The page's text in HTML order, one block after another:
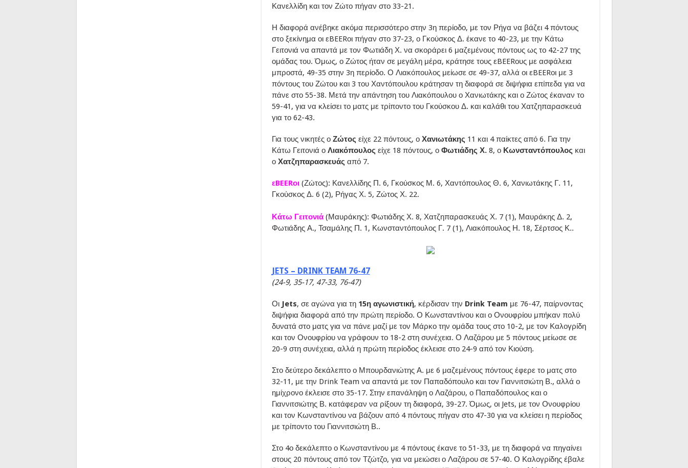
Κανελλίδη και τον Ζώτο πήγαν στο 33-21.
Η διαφορά ανέβηκε ακόμα περισσότερο στην 3η περίοδο, με τον Ρήγα να βάζει 4 πόντους
στο ξεκίνημα οι εBEERοι πήγαν στο 37-23, ο Γκούσκος Δ. έκανε το 40-23, με την Κάτω
Γειτονιά να απαντά με τον Φωτιάδη Χ. να σκοράρει 6 μαζεμένους πόντους ως το 42-27 της
ομάδας του. Όμως, ο Ζώτος ήταν σε μεγάλη μέρα, κράτησε τους εBEERους με ασφάλεια
μπροστά, 49-35 στην 3η περίοδο. Ο Λιακόπουλος μείωσε σε 49-37, αλλά οι εBEERοι με 3
πόντους του Ζώτου και 3 του Χαντόπουλου κράτησαν τη διαφορά σε διψήφια επίπεδα για να
πάνε στο 55-38. Μετά την απάντηση του Λιακόπουλου ο Χανιωτάκης και ο Ζώτος έκαναν το
59-41, για να κλείσει το ματς με τρίποντο του Γκούσκου Δ. και καλάθι του Χατζηπαρασκευά
για το 62-43.
Για τους νικητές ο Ζώτος είχε 22 πόντους, ο Χανιωτάκης 11 και 4 παίκτες από 6. Για την
Κάτω Γειτονιά ο Λιακόπουλος είχε 18 πόντους, ο Φωτιάδης Χ.8, ο Κωνσταντόπουλος και
ο Χατζηπαρασκευάς από 7.
εBEERοι (Ζώτος): Κανελλίδης Π. 6, Γκούσκος Μ. 6, Χαντόπουλος Θ. 6, Χανιωτάκης Γ. 11,
Γκούσκος Δ. 6 (2), Ρήγας Χ. 5, Ζώτος Χ. 22.
Κάτω Γειτονιά(Μαυράκης): Φωτιάδης Χ. 8, Χατζηπαρασκευάς Χ. 7 (1), Μαυράκης Δ. 2,
Φωτιάδης Α., Τσαμάλης Π. 1, Κωνσταντόπουλος Γ. 7 (1), Λιακόπουλος Η. 18, Σέρτσος Κ..
JETS – DRINK TEAM 76-47
(24-9, 35-17, 47-33, 76-47)
Οι Jets, σε αγώνα για τη 15η αγωνιστική, κέρδισαν την Drink Team με 76-47, παίρνοντας
διψήφια διαφορά από την πρώτη περίοδο. Ο Κωνσταντίνου και ο Ονουφρίου μπήκαν πολύ
δυνατά στο ματς για να πάνε μαζί με τον Μάρκο την ομάδα τους στο 10-2, με τον Καλογρίδη
και τον Ονουφρίου να γράφουν το 18-2 στη συνέχεια. Ο Λαζάρου με 5 πόντους μείωσε σε
20-9 στη συνέχεια, αλλά η πρώτη περίοδος έκλεισε στο 24-9 από τον Κιούση.
Στο δεύτερο δεκάλεπτο ο Μπουρδανιώτης Α. με 6 μαζεμένους πόντους έφερε το ματς στο
32-11, με την Drink Team να απαντά με τον Παπαδόπουλο και τον Γιαννιτσιώτη Β., αλλά ο
ημίχρονο έκλεισε στο 35-17. Στην επανάληψη ο Λαζάρου, ο Παπαδόπουλος και ο
Γιαννιτσιώτης Β. κατάφεραν να ρίξουν τη διαφορά, 39-27. Όμως, οι Jets, με τον Ονουφρίου
και τον Κωνσταντίνου να βάζουν από 4 πόντους πήγαν στο 47-30 για να κλείσει η περίοδος
με τρίποντο του Γιαννιτσιώτη Β..
Στο 4ο δεκάλεπτο ο Κωνσταντίνου με 4 πόντους έκανε το 51-33, με τη διαφορά να πηγαίνει
στους 20 πόντους από τον Τζώτζο, για να μειώσει ο Λαζάρου σε 57-40. Ο Καλογρίδης έβαλε